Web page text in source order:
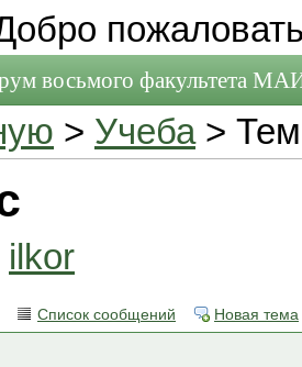
восьмого факультета
> Учеба>
ilkor
Список сообщений Новая тема